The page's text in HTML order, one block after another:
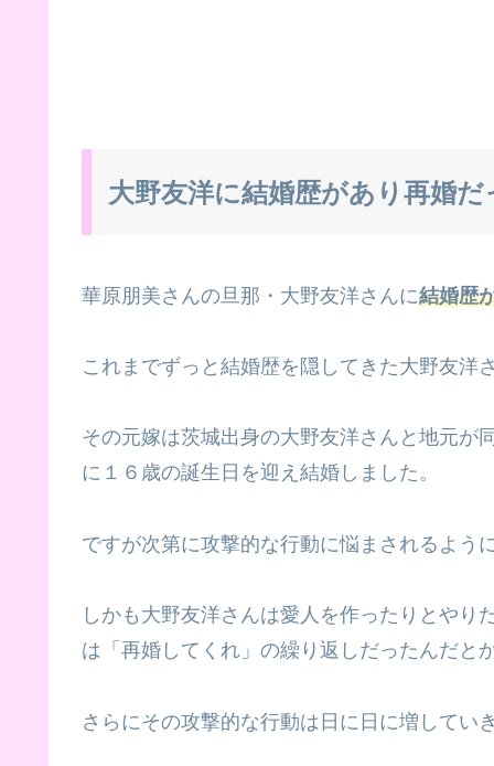
大野友洋に結婚歴があり再婚だ
華原朋美さんの旦那・大野友洋さんに結婚歴
これまでずっと結婚歴を隠してきた大野友洋
その元嫁は茨城出身の大野友洋さんと地元が
に１６歳の誕生日を迎え結婚しました。
ですが次第に攻撃的な行動に悩まされるよう
しかも大野友洋さんは愛人を作ったりとやり
は「再婚してくれ」の繰り返しだったんだとか
さらにその攻撃的な行動は日に日に増してい